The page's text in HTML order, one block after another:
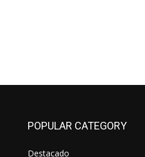
POPULAR CATEGORY
Destacado